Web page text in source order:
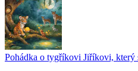
Pohádka o tygříkovi Jiříkovi, který